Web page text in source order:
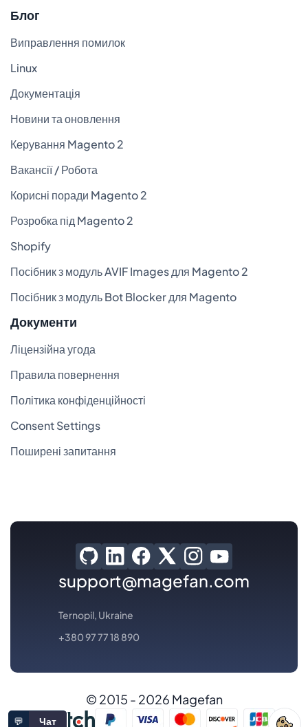
Блог
Виправлення помилок
Linux
Документація
Новини та оновлення
Керування Magento 2
Вакансії / Робота
Корисні поради Magento 2
Розробка під Magento 2
Shopify
Посібник з модуль AVIF Images для Magento 2
Посібник з модуль Bot Blocker для Magento
Документи
Ліцензійна угода
Правила повернення
Політика конфіденційності
Consent Settings
Поширені запитання
support@magefan.com
Ternopil, Ukraine
+380 97 77 18 890
© 2015 - 2026 Magefan
💬 Чат